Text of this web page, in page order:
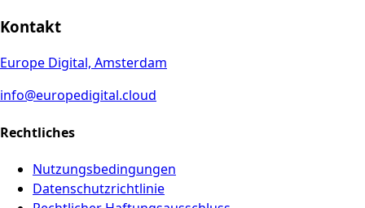
Kontakt
Europe Digital, Amsterdam
info@europedigital.cloud
Rechtliches
Nutzungsbedingungen
Datenschutzrichtlinie